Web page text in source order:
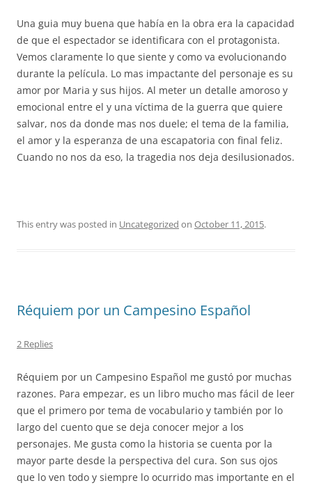
Una guia muy buena que había en la obra era la capacidad
de que el espectador se identificara con el protagonista.
Vemos claramente lo que siente y como va evolucionando
durante la película. Lo mas impactante del personaje es su
amor por Maria y sus hijos. Al meter un detalle amoroso y
emocional entre el y una víctima de la guerra que quiere
salvar, nos da donde mas nos duele; el tema de la familia,
el amor y la esperanza de una escapatoria con final feliz.
Cuando no nos da eso, la tragedia nos deja desilusionados.
This entry was posted in Uncategorized on October 11, 2015.
Réquiem por un Campesino Español
2 Replies
Réquiem por un Campesino Español me gustó por muchas
razones. Para empezar, es un libro mucho mas fácil de leer
que el primero por tema de vocabulario y también por lo
largo del cuento que se deja conocer mejor a los
personajes. Me gusta como la historia se cuenta por la
mayor parte desde la perspectiva del cura. Son sus ojos
que lo ven todo y siempre lo ocurrido mas importante en el